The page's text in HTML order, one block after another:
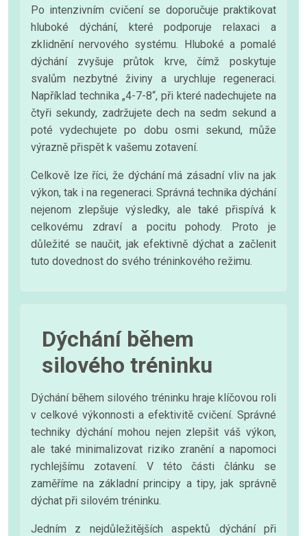
Po intenzivním cvičení se doporučuje praktikovat
hluboké dýchání, které podporuje relaxaci a
zklidnění nervového systému. Hluboké a pomalé
dýchání zvyšuje průtok krve, čímž poskytuje
svalům nezbytné živiny a urychluje regeneraci.
Například technika „4-7-8“, při které nadechujete na
čtyři sekundy, zadržujete dech na sedm sekund a
poté vydechujete po dobu osmi sekund, může
výrazně přispět k vašemu zotavení.
Celkově lze říci, že dýchání má zásadní vliv na jak
výkon, tak i na regeneraci. Správná technika dýchání
nejenom zlepšuje výsledky, ale také přispívá k
celkovému zdraví a pocitu pohody. Proto je
důležité se naučit, jak efektivně dýchat a začlenit
tuto dovednost do svého tréninkového režimu.
Dýchání během
silového tréninku
Dýchání během silového tréninku hraje klíčovou roli
v celkové výkonnosti a efektivitě cvičení. Správné
techniky dýchání mohou nejen zlepšit váš výkon,
ale také minimalizovat riziko zranění a napomoci
rychlejšímu zotavení. V této části článku se
zaměříme na základní principy a tipy, jak správně
dýchat při silovém tréninku.
Jedním z nejdůležitějších aspektů dýchání při